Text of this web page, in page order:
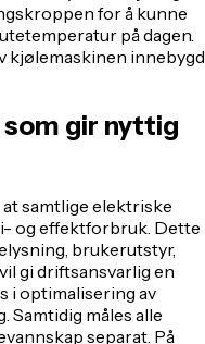
for å kunne
på dagen.
kjølemaskinen innebygd
gir nyttig
samtlige elektriske
og effektforbruk. Dette
brukerutstyr,
gi driftsansvarlig en
i optimalisering av
Samtidig måles alle
separat. På